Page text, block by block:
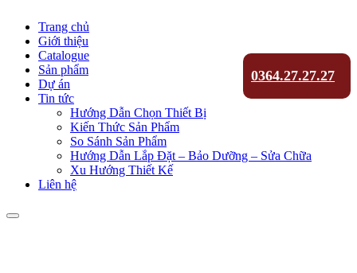
0364.27.27.27
Trang chủ
Giới thiệu
Catalogue
Sản phẩm
Dự án
Tin tức
Hướng Dẫn Chọn Thiết Bị
Kiến Thức Sản Phẩm
So Sánh Sản Phẩm
Hướng Dẫn Lắp Đặt – Bảo Dưỡng – Sửa Chữa
Xu Hướng Thiết Kế
Liên hệ